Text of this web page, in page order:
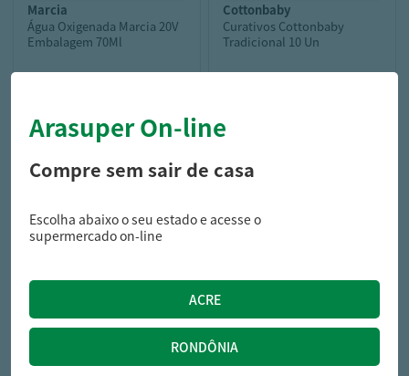
marcia
Água Oxigenada Marcia 20V
Embalagem 70Ml
R$ 2,69
cottonbaby
Curativos Cottonbaby
Tradicional 10 Un
Arasuper On-line
Compre sem sair de casa
Escolha abaixo o seu estado e acesse o
supermercado on-line